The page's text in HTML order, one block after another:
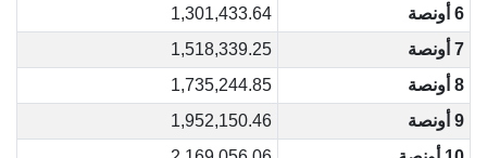
6 أونصة
1,301,433.64
7 أونصة
1,518,339.25
8 أونصة
1,735,244.85
9 أونصة
1,952,150.46